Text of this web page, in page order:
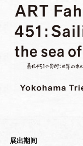
展出期间